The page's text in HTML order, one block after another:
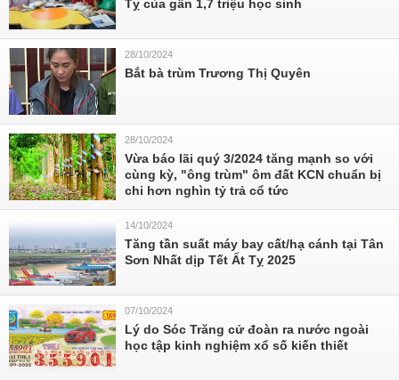
Tỵ của gần 1,7 triệu học sinh
28/10/2024
Bắt bà trùm Trương Thị Quyên
28/10/2024
Vừa báo lãi quý 3/2024 tăng mạnh so với
cùng kỳ, "ông trùm" ôm đất KCN chuẩn bị
chi hơn nghìn tỷ trả cổ tức
14/10/2024
Tăng tần suất máy bay cất/hạ cánh tại Tân
Sơn Nhất dịp Tết Ất Tỵ 2025
07/10/2024
Lý do Sóc Trăng cử đoàn ra nước ngoài
học tập kinh nghiệm xổ số kiến thiết